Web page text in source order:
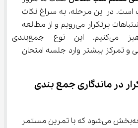
است. در این مرحله، به سراغ نکات
کلیدی، خلاصه‌ها و اشتباهات پرتکرار می‌رویم و از مطالعه
مطالب جدید پرهیز می‌کنیم.
و تمرکز بیشتر وارد جلسه امتحان
نقش تمرین و تکرار در ماندگاری جمع ‌بندی
جمع‌بندی زمانی نتیجه‌بخش می‌شود که با تمرین مستمر